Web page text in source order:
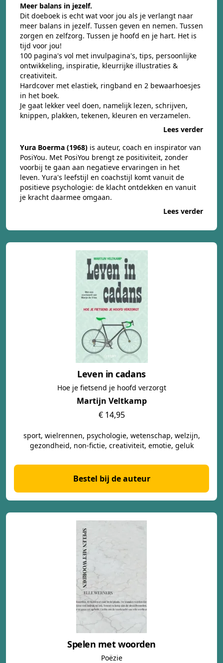
Meer balans in jezelf.
Dit doeboek is echt wat voor jou als je verlangt naar
meer balans in jezelf. Tussen geven en nemen. Tussen
zorgen en zelfzorg. Tussen je hoofd en je hart. Het is
tijd voor jou!
100 pagina's vol met invulpagina's, tips, persoonlijke
ontwikkeling, inspiratie, kleurrijke illustraties &
creativiteit.
Hardcover met elastiek, ringband en 2 bewaarhoesjes
in het boek.
Je gaat lekker veel doen, namelijk lezen, schrijven,
knippen, plakken, tekenen, kleuren en verzamelen.
Lees verder
Yura Boerma (1968) is auteur, coach en inspirator van
PosiYou. Met PosiYou brengt ze positiviteit, zonder
voorbij te gaan aan negatieve ervaringen in het
leven. Yura's leefstijl en coachstijl komt vanuit de
positieve psychologie: de klacht ontdekken en vanuit
je kracht daarmee omgaan.
Lees verder
Leven in cadans
Hoe je fietsend je hoofd verzorgt
Martijn Veltkamp
€ 14,95
sport, wielrennen, psychologie, wetenschap, welzijn,
gezondheid, non-fictie, creativiteit, emotie, geluk
Bestel bij de auteur
Spelen met woorden
Poëzie